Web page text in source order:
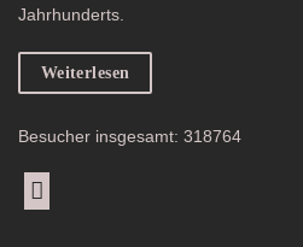
Jahrhunderts.
Weiterlesen
Besucher insgesamt: 318764